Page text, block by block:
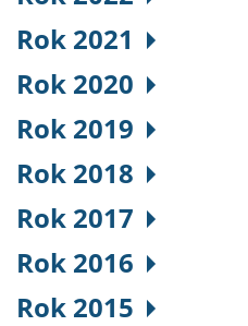
Rok 2021
Rok 2020
Rok 2019
Rok 2018
Rok 2017
Rok 2016
Rok 2015